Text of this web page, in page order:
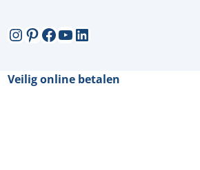
Instagram
Pinterest
Facebook
YouTube
LinkedIn
Veilig online betalen